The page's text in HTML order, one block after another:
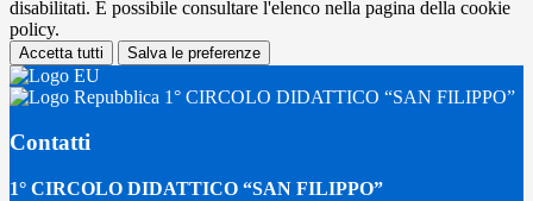
disabilitati. È possibile consultare l'elenco nella pagina della cookie
policy.
Accetta tutti Salva le preferenze
1° CIRCOLO DIDATTICO “SAN FILIPPO”
Contatti
1° CIRCOLO DIDATTICO “SAN FILIPPO”